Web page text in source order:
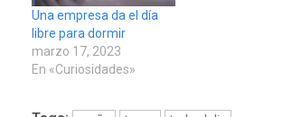
Una empresa da el día
libre para dormir
marzo 17, 2023
En «Curiosidades»